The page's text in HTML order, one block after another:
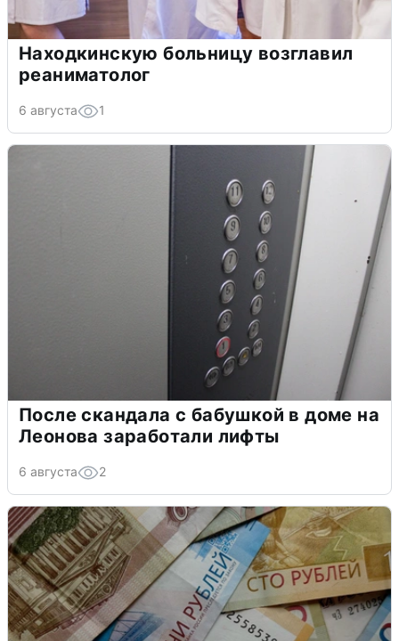
Находкинскую больницу возглавил
реаниматолог
6 августа 1
После скандала с бабушкой в доме на
Леонова заработали лифты
6 августа 2